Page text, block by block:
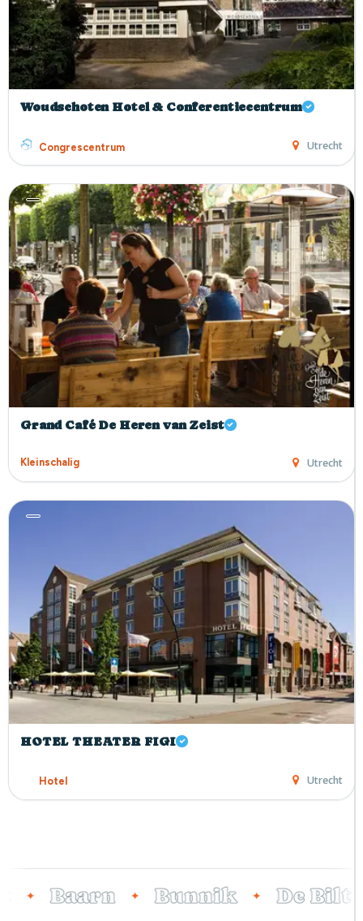
Woudschoten Hotel & Conferentiecentrum
Congrescentrum Utrecht
Grand Café De Heren van Zeist
Kleinschalig Utrecht
HOTEL THEATER FIGI
Hotel Utrecht
Baarn Bunnik De Bilt